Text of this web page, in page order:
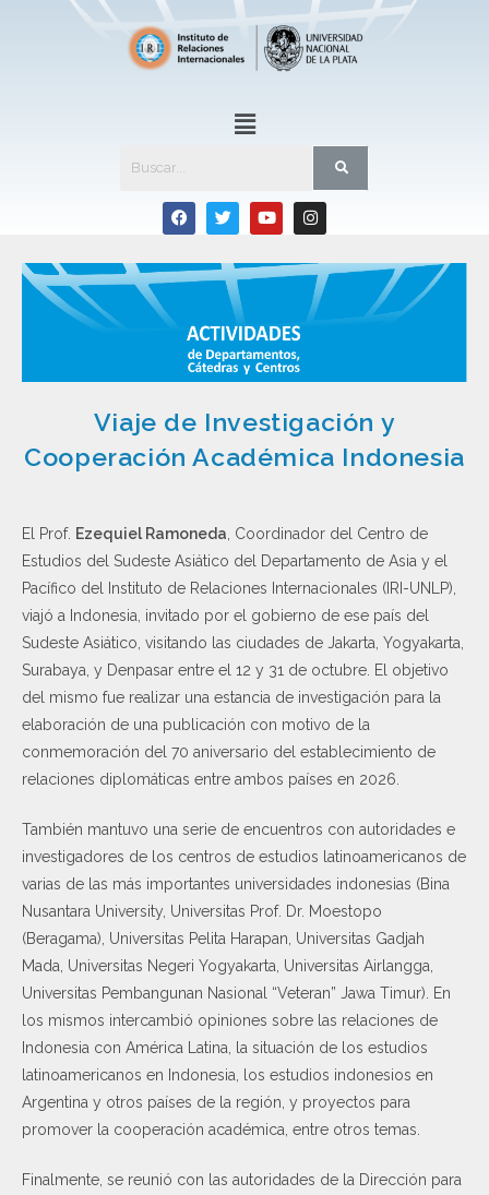
Viaje de Investigación y
Cooperación Académica Indonesia
El Prof. Ezequiel Ramoneda , Coordinador del Centro de
Estudios del Sudeste Asiático del Departamento de Asia y el
Pacífico del Instituto de Relaciones Internacionales (IRI-UNLP),
viajó a Indonesia, invitado por el gobierno de ese país del
Sudeste Asiático, visitando las ciudades de Jakarta, Yogyakarta,
Surabaya, y Denpasar entre el 12 y 31 de octubre. El objetivo
del mismo fue realizar una estancia de investigación para la
elaboración de una publicación con motivo de la
conmemoración del 70 aniversario del establecimiento de
relaciones diplomáticas entre ambos países en 2026.
También mantuvo una serie de encuentros con autoridades e
investigadores de los centros de estudios latinoamericanos de
varias de las más importantes universidades indonesias (Bina
Nusantara University, Universitas Prof. Dr. Moestopo
(Beragama), Universitas Pelita Harapan, Universitas Gadjah
Mada, Universitas Negeri Yogyakarta, Universitas Airlangga,
Universitas Pembangunan Nasional “Veteran” Jawa Timur). En
los mismos intercambió opiniones sobre las relaciones de
Indonesia con América Latina, la situación de los estudios
latinoamericanos en Indonesia, los estudios indonesios en
Argentina y otros países de la región, y proyectos para
promover la cooperación académica, entre otros temas.
Finalmente, se reunió con las autoridades de la Dirección para